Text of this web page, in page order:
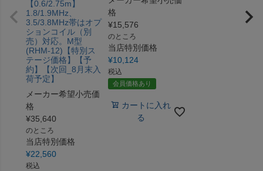
【0.6/2.75m】
1.8/1.9MHz、
3.5/3.8MHz帯はオプ
ションコイル（別
売）対応。M型
(RHM-12)【特別ス
テージ価格】【予
約】【次回_8月末入
荷予定】
メーカー希望小売価
格
¥35,640
のところ
当店特別価格
¥22,560
税込
格
¥15,576
のところ
当店特別価格
¥10,124
税込
会員価格あり
カートに入れ
る